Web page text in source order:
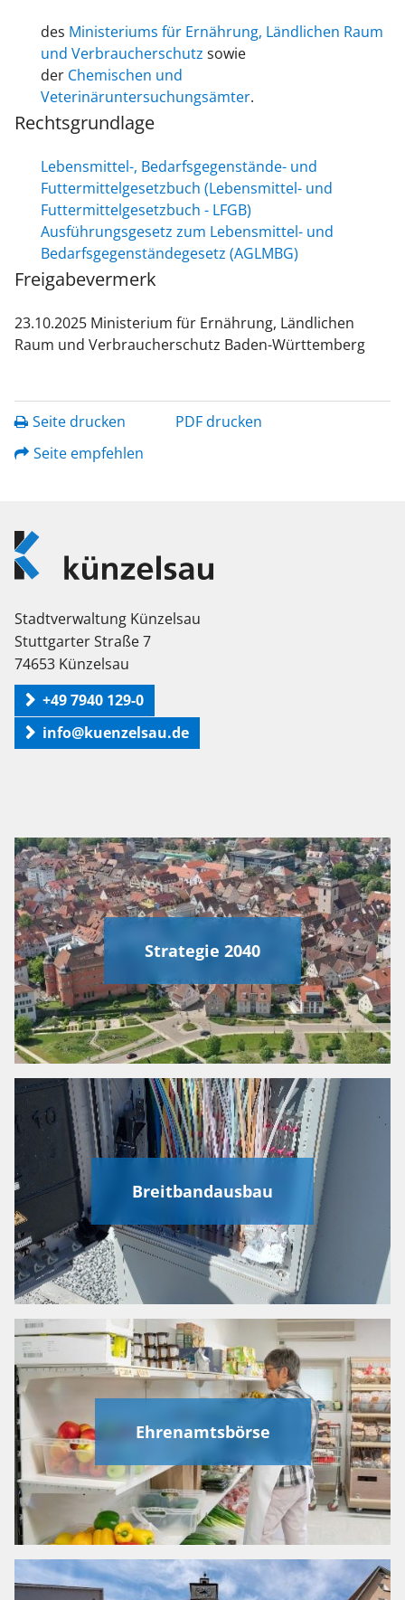
des Ministeriums für Ernährung, Ländlichen Raum
und Verbraucherschutz sowie
der Chemischen und
Veterinäruntersuchungsämter.
Rechtsgrundlage
Lebensmittel-, Bedarfsgegenstände- und
Futtermittelgesetzbuch (Lebensmittel- und
Futtermittelgesetzbuch - LFGB)
Ausführungsgesetz zum Lebensmittel- und
Bedarfsgegenständegesetz (AGLMBG)
Freigabevermerk
23.10.2025 Ministerium für Ernährung, Ländlichen
Raum und Verbraucherschutz Baden-Württemberg
Seite drucken
PDF drucken
Seite empfehlen
Logo
Künzelsau
Stadtverwaltung Künzelsau
Stuttgarter Straße 7
74653 Künzelsau
+49 7940 129-0
info@kuenzelsau.de
Strategie 2040
Breitbandausbau
Ehrenamtsbörse